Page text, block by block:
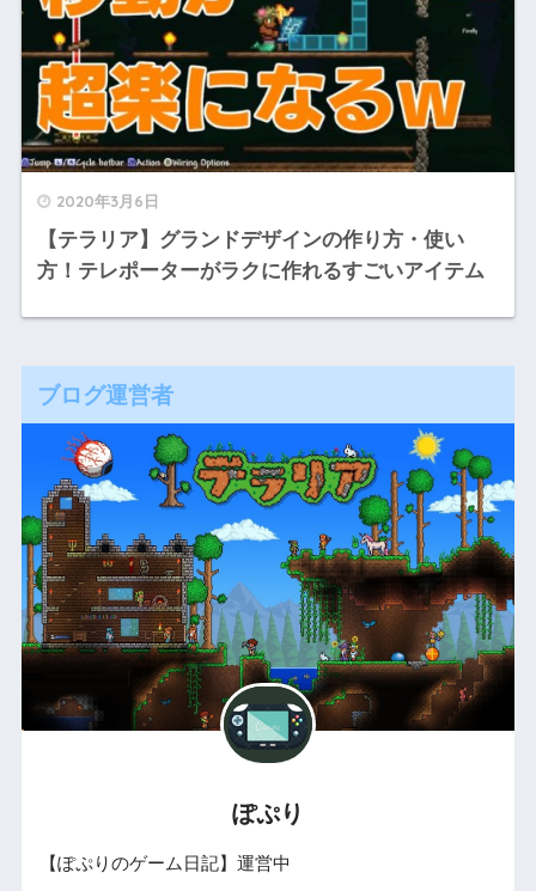
2020年3月6日
【テラリア】グランドデザインの作り方・使い
方！テレポーターがラクに作れるすごいアイテム
ブログ運営者
ぽぷり
【ぽぷりのゲーム日記】運営中